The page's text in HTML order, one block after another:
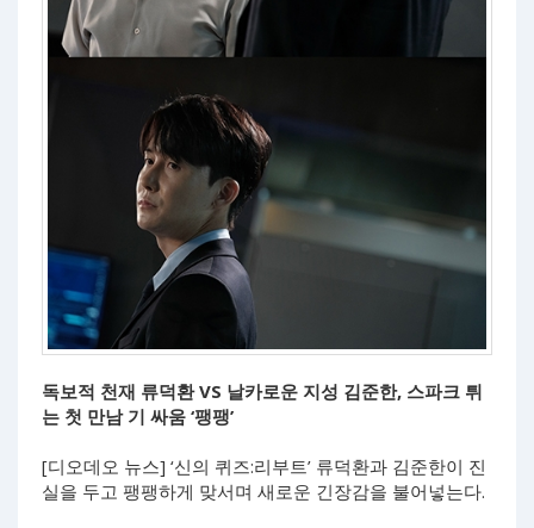
독보적 천재 류덕환 VS 날카로운 지성 김준한, 스파크 튀
는 첫 만남 기 싸움 ‘팽팽’
[디오데오 뉴스] ‘신의 퀴즈:리부트’ 류덕환과 김준한이 진
실을 두고 팽팽하게 맞서며 새로운 긴장감을 불어넣는다.